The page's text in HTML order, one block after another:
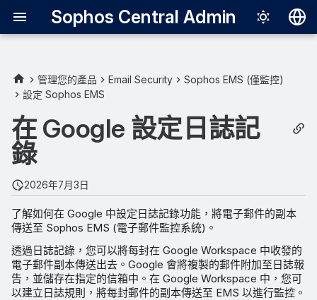
Sophos Central Admin
English
Français
中文（繁體）
準備事項
設定外部相依性
在 Google Workspace 中建
立日誌規則
設定傳入閘道
管理您的產品 Email Security
Sophos EMS (僅監控)
設定 Sophos EMS
在 Google 設定日誌記
錄
2026年7月3日
了解如何在 Google 中設定日誌記錄功能，將電子郵件的副本
傳送至 Sophos EMS (電子郵件監控系統)。
透過日誌記錄，您可以將每封在 Google Workspace 中收發的
電子郵件副本傳送出去。Google 會將複製的郵件附加至日誌報
告，並儲存在指定的信箱中。在 Google Workspace 中，您可
以建立日誌規則，將每封郵件的副本傳送至 EMS 以進行監控。